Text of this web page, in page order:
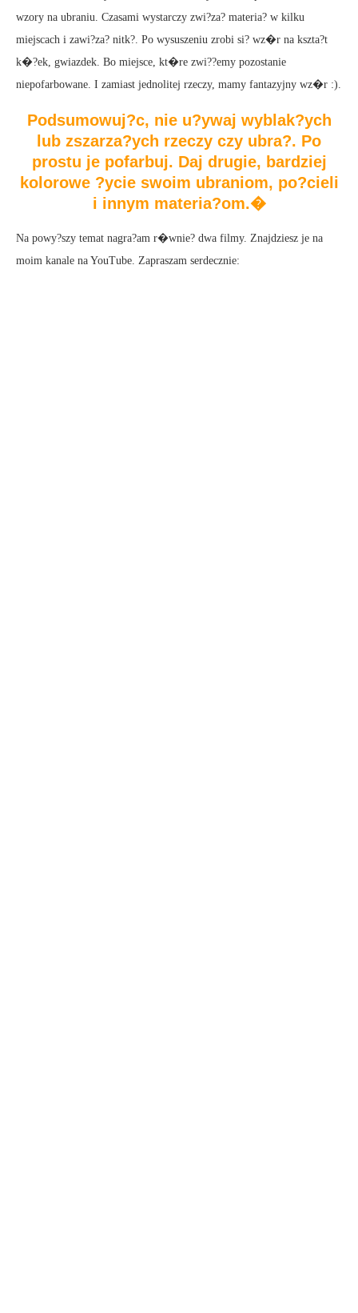
wzory na ubraniu. Czasami wystarczy zwi?za? materia? w kilku
miejscach i zawi?za? nitk?. Po wysuszeniu zrobi si? wz�r na kszta?t
k�?ek, gwiazdek. Bo miejsce, kt�re zwi??emy pozostanie
niepofarbowane. I zamiast jednolitej rzeczy, mamy fantazyjny wz�r :).
Podsumowuj?c, nie u?ywaj wyblak?ych
lub zszarza?ych rzeczy czy ubra?. Po
prostu je pofarbuj. Daj drugie, bardziej
kolorowe ?ycie swoim ubraniom, po?cieli
i innym materia?om.�
Na powy?szy temat nagra?am r�wnie? dwa filmy. Znajdziesz je na
moim kanale na YouTube. Zapraszam serdecznie: